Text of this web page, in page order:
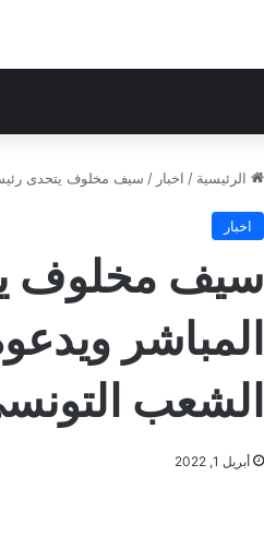
الرئيسية / اخبار / سيف مخلوف يتحدى رئيس
اخبار
سيف مخلوف
المباشر
الشعب
أبريل 1, 2022